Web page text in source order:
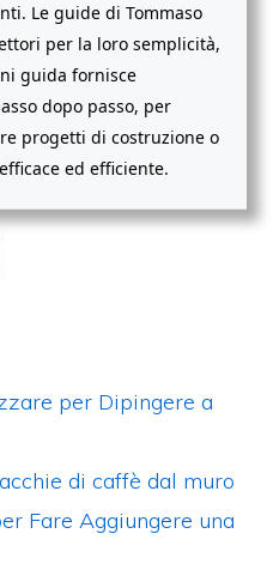
Le guide di Tommaso
per la loro semplicità,
guida fornisce
dopo passo, per
progetti di costruzione o
ed efficiente.
per Dipingere a
di caffè dal muro
Fare Aggiungere una